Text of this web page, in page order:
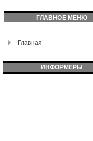
ГЛАВНОЕ МЕНЮ
Главная
ИНФОРМЕРЫ